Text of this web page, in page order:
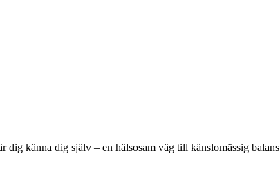
dig känna dig själv – en hälsosam väg till känslomässig balans